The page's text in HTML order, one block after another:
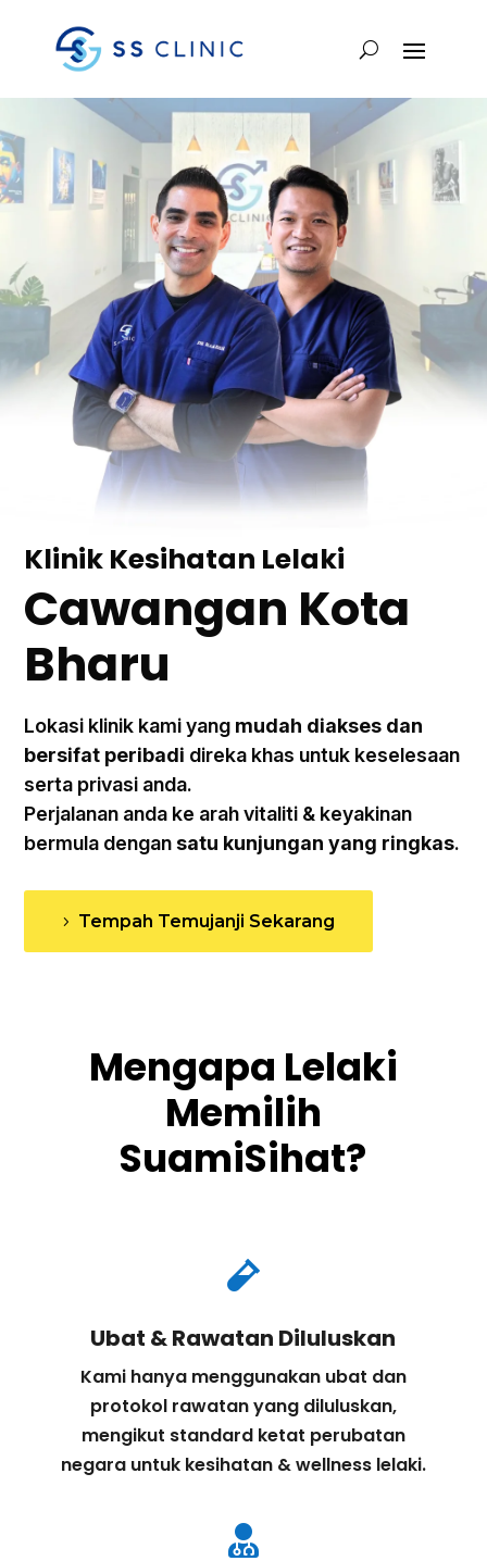
Klinik Kesihatan Lelaki
Cawangan Kota
Bharu
Lokasi klinik kami yang mudah diakses dan
bersifat peribadi direka khas untuk keselesaan
serta privasi anda.
Perjalanan anda ke arah vitaliti & keyakinan
bermula dengansatu kunjungan yang ringkas.
Tempah Temujanji Sekarang
Mengapa Lelaki
Memilih
SuamiSihat?

Ubat & Rawatan Diluluskan
Kami hanya menggunakan ubat dan
protokol rawatan yang diluluskan,
mengikut standard ketat perubatan
negara untuk kesihatan & wellness lelaki.
